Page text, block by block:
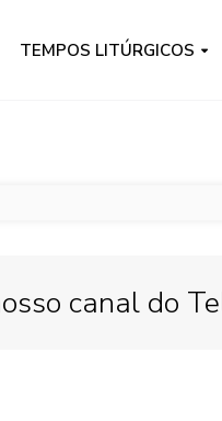
TEMPOS LITÚRGICOS
canal do